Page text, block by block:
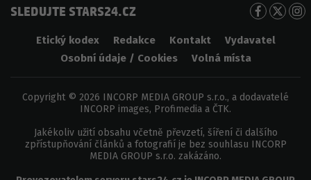
SLEDUJTE STARS24.CZ
Etický kodex Redakce Kontakt
Vydavatel
Osobní údaje / Cookies
Volná místa
Copyright © 2026 INCORP MEDIA GROUP s.r.o., a dodavatelé
INCORP images, Profimedia a ČTK.
Jakékoliv užití obsahu včetně převzetí, šíření či dalšího
zpřístupňování článků a fotografií je bez souhlasu INCORP
MEDIA GROUP s.r.o. zakázáno.